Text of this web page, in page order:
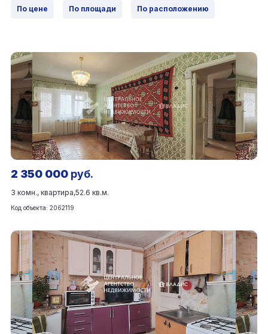
По цене По площади По расположению
2 350 000 руб.
3 комн., квартира,52.6 кв.м.
Код объекта: 2062119